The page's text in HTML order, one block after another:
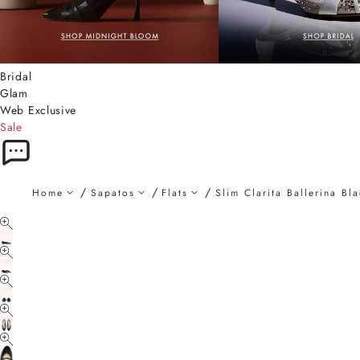
Bridal
Glam
Web Exclusive
Sale
Home Sapatos Flats Slim Clarita Ballerina